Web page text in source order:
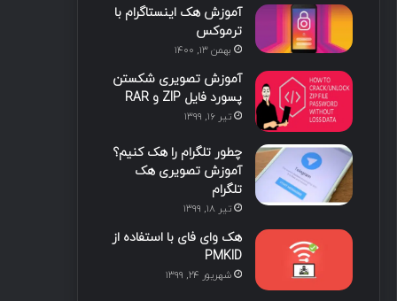
ی
ن
ب
ا
گ
ر
م
م
آموزش هک اینستاگرام با
ترموکس
بهمن ۱۳, ۱۴۰۰
آموزش تصویری شکستن
پسورد فایل ZIP و RAR
تیر ۱۶, ۱۳۹۹
چطور تلگرام را هک کنیم؟
آموزش تصویری هک
تلگرام
تیر ۱۸, ۱۳۹۹
هک وای فای با استفاده از
PMKID
شهریور ۲۴, ۱۳۹۹